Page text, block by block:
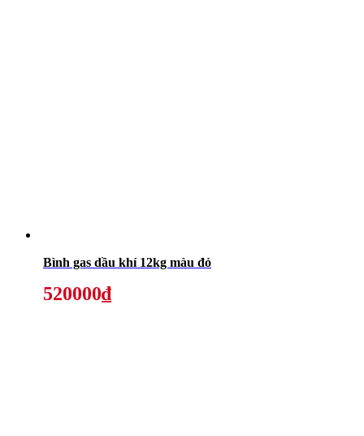
Bình gas dầu khí 12kg màu đỏ
520000₫